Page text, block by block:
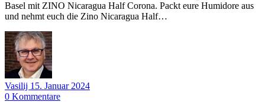
Basel mit ZINO Nicaragua Half Corona. Packt eure Humidore aus
und nehmt euch die Zino Nicaragua Half…
Vasilij 15. Januar 2024
0 Kommentare